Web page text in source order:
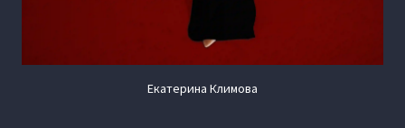
Екатерина Климова